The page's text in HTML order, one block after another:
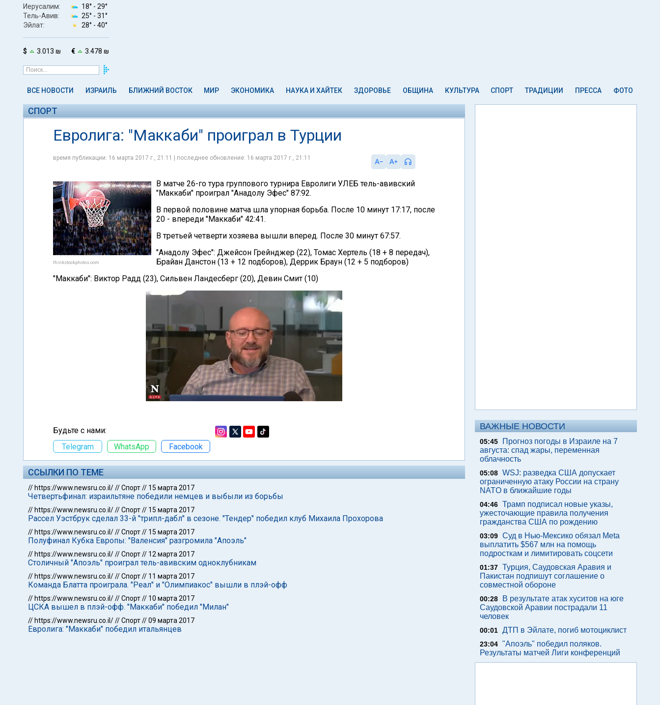
Иерусалим: 18° - 29°
Тель-Авив:
25° - 31°
Эйлат:
28° - 40°
$ 3.013 ₪ € 3.478 ₪
ВСЕ НОВОСТИ ИЗРАИЛЬ БЛИЖНИЙ ВОСТОК МИР ЭКОНОМИКА НАУКА И ХАЙТЕК ЗДОРОВЬЕ ОБЩИНА КУЛЬТУРА СПОРТ ТРАДИЦИИ ПРЕССА ФОТО
СПОРТ
Евролига: "Маккаби" проиграл в Турции
время публикации: 16 марта 2017 г., 21:11 | последнее обновление: 16 марта 2017 г., 21:11
thinkstockphotos.com
В матче 26-го тура группового турнира Евролиги УЛЕБ тель-авивский
"Маккаби" проиграл "Анадолу Эфес" 87:92.
В первой половине матча шла упорная борьба. После 10 минут 17:17, после
20 - впереди "Маккаби" 42:41.
В третьей четверти хозяева вышли вперед. После 30 минут 67:57.
"Анадолу Эфес": Джейсон Грейнджер (22), Томас Хертель (18 + 8 передач),
Брайан Данстон (13 + 12 подборов), Деррик Браун (12 + 5 подборов)
"Маккаби": Виктор Радд (23), Сильвен Ландесберг (20), Девин Смит (10)
Будьте с нами:
Telegram
WhatsApp Facebook
ССЫЛКИ ПО ТЕМЕ
// https://www.newsru.co.il///Спорт// 15 марта 2017
Четвертьфинал: израильтяне победили немцев и выбыли из борьбы
// https://www.newsru.co.il///Спорт// 15 марта 2017
Рассел Уэстбрук сделал 33-й "трипл-дабл" в сезоне. "Тендер" победил клуб Михаила Прохорова
// https://www.newsru.co.il///Спорт// 15 марта 2017
Полуфинал Кубка Европы: "Валенсия" разгромила "Апоэль"
// https://www.newsru.co.il///Спорт// 12 марта 2017
Столичный "Апоэль" проиграл тель-авивским одноклубникам
// https://www.newsru.co.il///Спорт// 11 марта 2017
Команда Блатта проиграла. "Реал" и "Олимпиакос" вышли в плэй-офф
// https://www.newsru.co.il///Спорт// 10 марта 2017
ЦСКА вышел в плэй-офф. "Маккаби" победил "Милан"
// https://www.newsru.co.il///Спорт//09 марта 2017
Евролига: "Маккаби" победил итальянцев
ВАЖНЫЕ НОВОСТИ
05:45
Прогноз погоды в Израиле на 7
августа: спад жары, переменная
облачность
05:08 WSJ: разведка США допускает
ограниченную атаку России на страну
NATO в ближайшие годы
04:46 Трамп подписал новые указы,
ужесточающие правила получения
гражданства США по рождению
03:09 Суд в Нью-Мексико обязал Meta
выплатить $567 млн на помощь
подросткам и лимитировать соцсети
01:37 Турция, Саудовская Аравия и
Пакистан подпишут соглашение о
совместной обороне
00:28
В результате атак хуситов на юге
Саудовской Аравии пострадали 11
человек
00:01 ДТП в Эйлате, погиб мотоциклист
23:04 "Апоэль" победил поляков.
Результаты матчей Лиги конференций